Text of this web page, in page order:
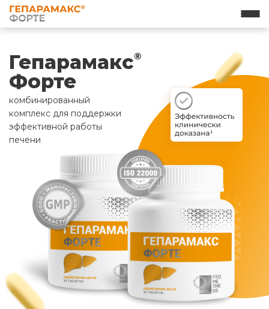
Гепарамакс®
Форте
комбинированный
комплекс для поддержки
эффективной работы
печени